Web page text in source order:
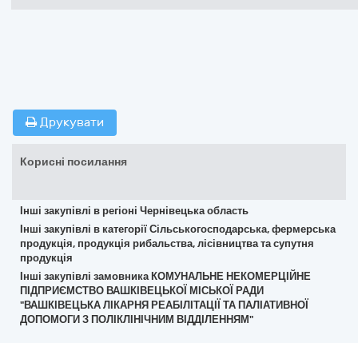
Друкувати
Корисні посилання
Інші закупівлі в регіоні Чернівецька область
Інші закупівлі в категорії Сільськогосподарська, фермерська
продукція, продукція рибальства, лісівництва та супутня
продукція
Інші закупівлі замовника КОМУНАЛЬНЕ НЕКОМЕРЦІЙНЕ
ПІДПРИЄМСТВО ВАШКІВЕЦЬКОЇ МІСЬКОЇ РАДИ
"ВАШКІВЕЦЬКА ЛІКАРНЯ РЕАБІЛІТАЦІЇ ТА ПАЛІАТИВНОЇ
ДОПОМОГИ З ПОЛІКЛІНІЧНИМ ВІДДІЛЕННЯМ"